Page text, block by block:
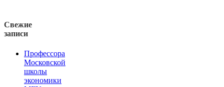
Свежие
записи
Профессора
Московской
школы
экономики